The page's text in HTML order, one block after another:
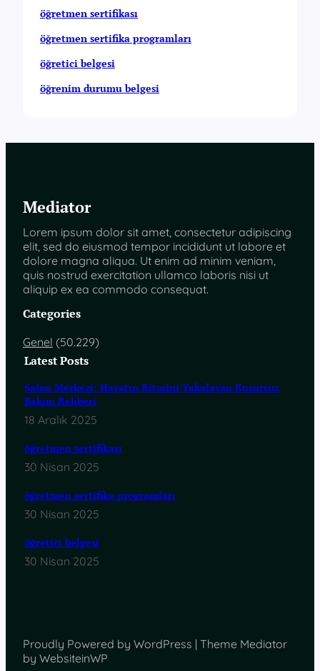
öğretmen sertifikası
öğretmen sertifika programları
öğretici belgesi
öğrenim durumu belgesi
Mediator
Lorem ipsum dolor sit amet, consectetur adipiscing
elit, sed do eiusmod tempor incididunt ut labore et
dolore magna aliqua. Ut enim ad minim veniam,
quis nostrud exercitation ullamco laboris nisi ut
aliquip ex ea commodo consequat.
Categories
Genel (50.229)
Latest Posts
Salon Merkezi: Hayatın Ritmini Yakalayan Kusursuz
Bakım Rehberi
18 Aralık 2025
öğretmen sertifikası
30 Nisan 2025
öğretmen sertifika programları
30 Nisan 2025
öğretici belgesi
30 Nisan 2025
Proudly Powered by WordPress | Theme Mediator
by WebsiteinWP